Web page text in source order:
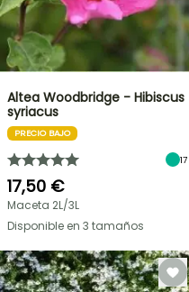
Altea Woodbridge - Hibiscus
syriacus
PRECIO BAJO
17
17,50 €
Maceta 2L/3L
Disponible en 3 tamaños